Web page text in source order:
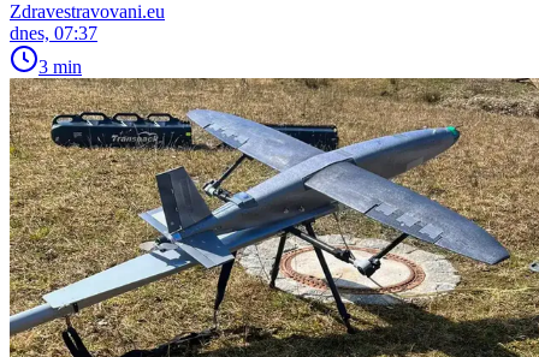
Zdravestravovani.eu
dnes, 07:37
3 min